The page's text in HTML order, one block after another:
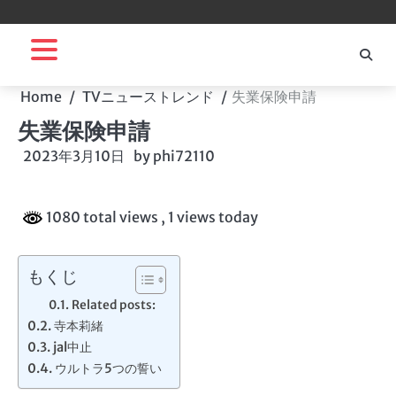
Home TVニューストレンド 失業保険申請
失業保険申請
2023年3月10日 by phi72110
1080 total views , 1 views today
もくじ
Related posts:
寺本莉緒
jal中止
ウルトラ5つの誓い